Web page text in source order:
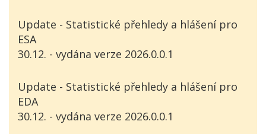
Update - Statistické přehledy a hlášení pro
ESA
30.12. - vydána verze 2026.0.0.1
Update - Statistické přehledy a hlášení pro
EDA
30.12. - vydána verze 2026.0.0.1